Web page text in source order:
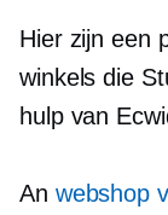
Hier zijn een
winkels die
hulp van
An webshop